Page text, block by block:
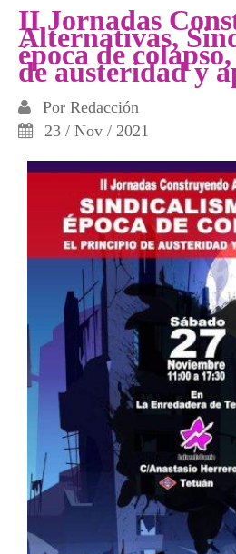
no es delito
II Jornadas
Alternativas,
época de
de austeridad y
Por Redacción
23 / Nov / 2021